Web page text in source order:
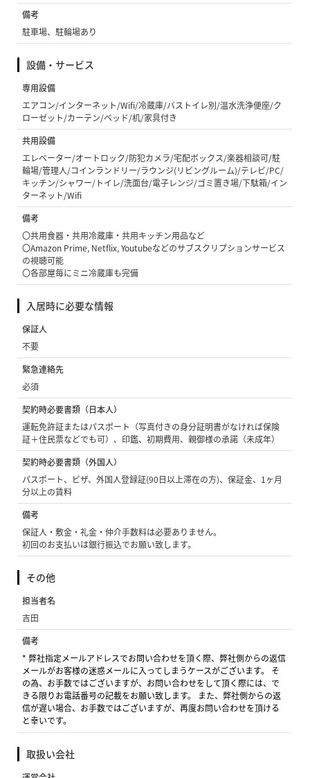
備考
駐車場、駐輪場あり
設備・サービス
専用設備
エアコン/インターネット/Wifi/冷蔵庫/バストイレ別/温水洗浄便座/ク
ローゼット/カーテン/ベッド/机/家具付き
共用設備
エレベーター/オートロック/防犯カメラ/宅配ボックス/楽器相談可/駐
輪場/管理人/コインランドリー/ラウンジ(リビングルーム)/テレビ/PC/
キッチン/シャワー/トイレ/洗面台/電子レンジ/ゴミ置き場/下駄箱/イン
ターネット/Wifi
備考
〇共用食器・共用冷蔵庫・共用キッチン用品など
〇Amazon Prime, Netflix, Youtubeなどのサブスクリプションサービス
の視聴可能
〇各部屋毎にミニ冷蔵庫も完備
入居時に必要な情報
保証人
不要
緊急連絡先
必須
契約時必要書類（日本人）
運転免許証またはパスポート（写真付きの身分証明書がなければ保険
証＋住民票などでも可）、印鑑、初期費用、親御様の承諾（未成年）
契約時必要書類（外国人）
パスポート、ビザ、外国人登録証(90日以上滞在の方)、保証金、1ヶ月
分以上の賃料
備考
保証人・敷金・礼金・仲介手数料は必要ありません。
初回のお支払いは銀行振込でお願い致します。
その他
担当者名
吉田
備考
* 弊社指定メールアドレスでお問い合わせを頂く際、弊社側からの返信
メールがお客様の迷惑メールに入ってしまうケースがございます。 そ
の為、お手数ではございますが、お問い合わせをして頂く際には、で
きる限りお電話番号の記載をお願い致します。 また、弊社側からの返
信が遅い場合、お手数ではございますが、再度お問い合わせを頂ける
と幸いです。
取扱い会社